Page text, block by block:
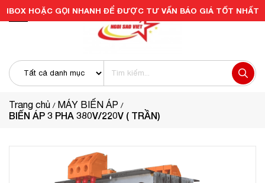
Trang chủ MÁY BIẾN ÁP
BIẾN ÁP 3 PHA 380V/220V ( TRẦN)
IBOX HOẶC GỌI NHANH ĐỂ ĐƯỢC TƯ VẤN BÁO GIÁ TỐT NHẤT